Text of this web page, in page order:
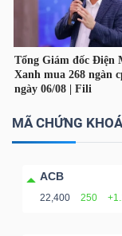
MÃ CHỨNG
ACB
22,400 250
Ngành
(-)
VS-